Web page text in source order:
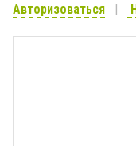
Авторизоваться